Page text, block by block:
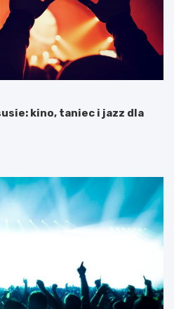
kino, taniec i jazz dla